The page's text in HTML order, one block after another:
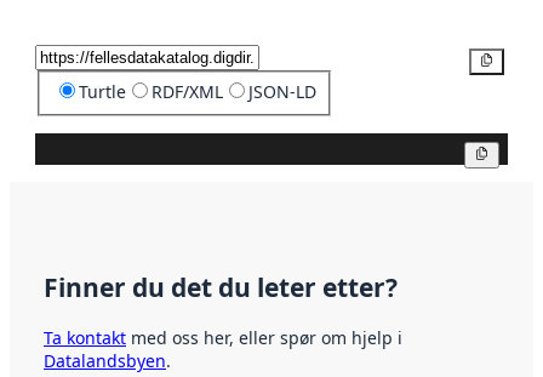
Turtle RDF/XML JSON-LD
Finner du det du leter etter?
Ta kontakt med oss her, eller spør om hjelp i
Datalandsbyen.